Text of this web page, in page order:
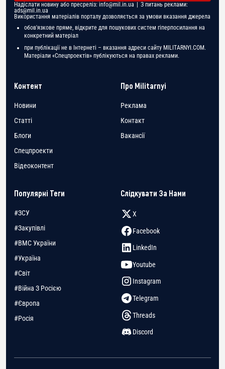
Надіслати новину або пресреліз: info@mil.in.ua | З питань реклами:
ads@mil.in.ua
Використання матеріалів порталу дозволяється за умови вказання джерела
обов'язкове пряме, відкрите для пошукових систем гіперпосилання на
конкретний матеріал
при публікації не в Інтернеті – вказання адреси сайту MILITARNYI.COM.
Матеріали «Спецпроектів» публікуються на правах реклами.
Контент
Новини
Статті
Блоги
Спецпроекти
Відеоконтент
Про Militarnyi
Реклама
Контакт
Вакансії
Популярні Теги
#ЗСУ
#Закупівлі
#ВМС України
#Україна
#Світ
#Війна З Росією
#Європа
#Росія
Слідкувати За Нами
X
Facebook
LinkedIn
Youtube
Instagram
Telegram
Threads
Discord